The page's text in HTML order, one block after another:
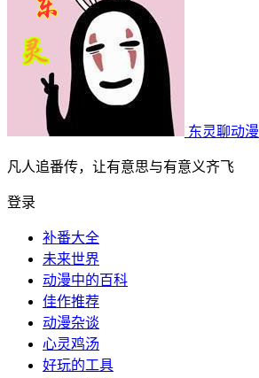
东灵聊动漫
凡人追番传，让有意思与有意义齐飞
登录
补番大全
未来世界
动漫中的百科
佳作推荐
动漫杂谈
心灵鸡汤
好玩的工具